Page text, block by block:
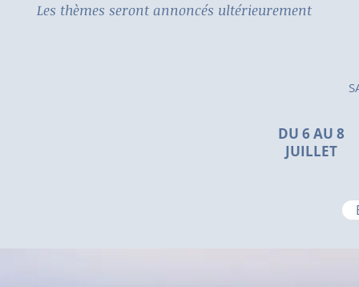
Les thèmes seront annoncés ultérieurement
DU 6 AU 8
JUILLET